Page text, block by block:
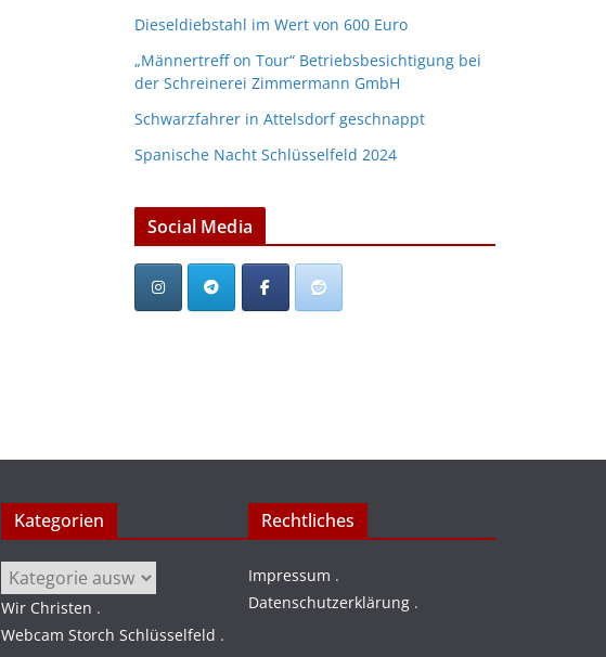
Dieseldiebstahl im Wert von 600 Euro
„Männertreff on Tour“ Betriebsbesichtigung bei
der Schreinerei Zimmermann GmbH
Schwarzfahrer in Attelsdorf geschnappt
Spanische Nacht Schlüsselfeld 2024
Social Media
Kategorien
Kategorien
Wir Christen .
Webcam Storch Schlüsselfeld .
Rechtliches
Impressum .
Datenschutzerklärung .